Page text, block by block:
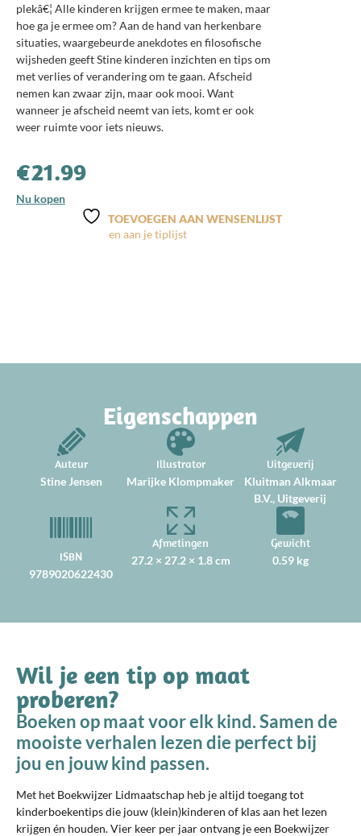
plekâ€¦ Alle kinderen krijgen ermee te maken, maar
hoe ga je ermee om? Aan de hand van herkenbare
situaties, waargebeurde anekdotes en filosofische
wijsheden geeft Stine kinderen inzichten en tips om
met verlies of verandering om te gaan. Afscheid
nemen kan zwaar zijn, maar ook mooi. Want
wanneer je afscheid neemt van iets, komt er ook
weer ruimte voor iets nieuws.
€21.99
Nu kopen
TOEVOEGEN AAN WENSENLIJST
Eigenschappen
Auteur
Stine Jensen
Illustrator
Marijke Klompmaker
Uitgeverij
Kluitman Alkmaar
B.V., Uitgeverij
ISBN
9789020622430
Afmetingen
27.2 × 27.2 × 1.8 cm
Gewicht
0.59 kg
Wil je een tip op maat
proberen?
Boeken op maat voor elk kind. Samen de
mooiste verhalen lezen die perfect bij
jou en jouw kind passen.
Met het Boekwijzer Lidmaatschap heb je altijd toegang tot
kinderboekentips die jouw (klein)kinderen of klas aan het lezen
krijgen én houden. Vier keer per jaar ontvang je een Boekwijzer